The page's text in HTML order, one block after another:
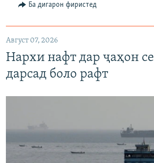
Ба дигарон фиристед
Август 07, 2026
Нархи нафт дар ҷаҳон се
дарсад боло рафт